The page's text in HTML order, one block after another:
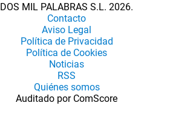
DOS MIL PALABRAS S.L. 2026.
Contacto
Aviso Legal
Política de Privacidad
Política de Cookies
Noticias
RSS
Quiénes somos
Auditado por ComScore